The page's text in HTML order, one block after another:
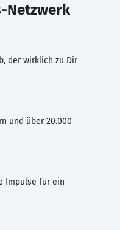
Netzwerk
der wirklich zu Dir
und über 20.000
Impulse für ein